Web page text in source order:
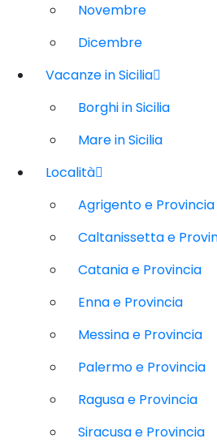
Novembre
Dicembre
Vacanze in Sicilia
Borghi in Sicilia
Mare in Sicilia
Località
Agrigento e Provincia
Caltanissetta e
Catania e Provincia
Enna e Provincia
Messina e Provincia
Palermo e Provincia
Ragusa e Provincia
Siracusa e Provincia